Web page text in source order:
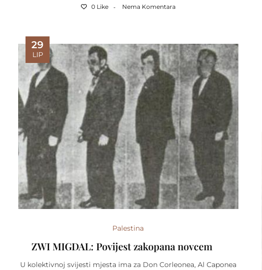
0 Like Nema Komentara
29
LIP
Palestina
ZWI MIGDAL: Povijest zakopana novcem
U kolektivnoj svijesti mjesta ima za Don Corleonea, Al Caponea